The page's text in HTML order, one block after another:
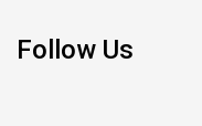
Follow Us